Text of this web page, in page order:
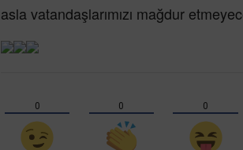
asla vatandaşlarımızı mağdur
0 0 0